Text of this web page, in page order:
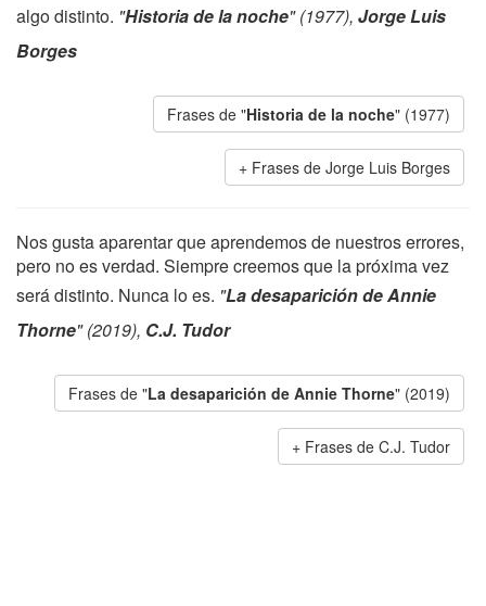
algo distinto. "Historia de la noche" (1977), Jorge Luis
Borges
Frases de "Historia de la noche" (1977)
Frases de Jorge Luis Borges
Nos gusta aparentar que aprendemos de nuestros errores,
pero no es verdad. Siempre creemos que la próxima vez
será distinto. Nunca lo es. "La desaparición de Annie
Thorne" (2019), C.J. Tudor
Frases de "La desaparición de Annie Thorne" (2019)
Frases de C.J. Tudor